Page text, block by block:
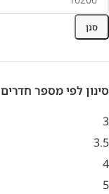
סנן
סינון לפי מספר חדרים
3
3.5
4
5